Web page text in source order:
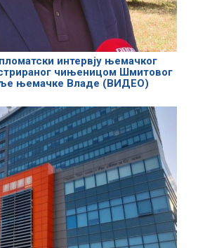
интервју њемачког
чињеницом Шмитовог
њемачке Владе (ВИДЕО)